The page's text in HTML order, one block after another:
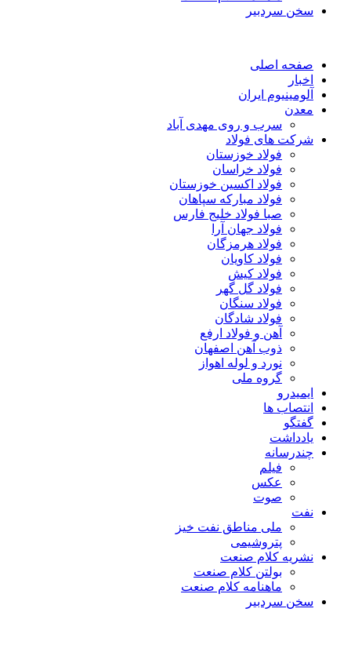
سخن سردبیر
صفحه اصلی
اخبار
آلومینیوم ایران
معدن
سرب و روی مهدی آباد
شرکت های فولاد
فولاد خوزستان
فولاد خراسان
فولاد اکسین خوزستان
فولاد مبارکه سپاهان
صبا فولاد خلیج فارس
فولاد جهان آرا
فولاد هرمزگان
فولاد کاویان
فولاد کیش
فولاد گل گهر
فولاد سنگان
فولاد شادگان
آهن و فولاد ارفع
ذوب آهن اصفهان
نورد و لوله اهواز
گروه ملی
ایمیدرو
انتصاب ها
گفتگو
یادداشت
چندرسانه
فیلم
عکس
صوت
نفت
ملی مناطق نفت خیز
پتروشیمی
نشریه کلام صنعت
بولتن کلام صنعت
ماهنامه کلام صنعت
سخن سردبیر